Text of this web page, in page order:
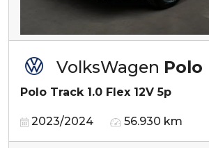
VolksWagen Polo
Polo Track 1.0 Flex 12V 5p
2023/2024 56.930 km